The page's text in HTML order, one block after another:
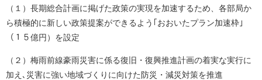
（１）長期総合計画に掲げた政策の実現を加速するため、各部局か
ら積極的に新しい政策提案ができるよう｢おおいたプラン加速枠｣
（１５億円）を設定
（２）梅雨前線豪雨災害に係る復旧・復興推進計画の着実な実行に
加え､災害に強い地域づくりに向けた防災・減災対策を推進